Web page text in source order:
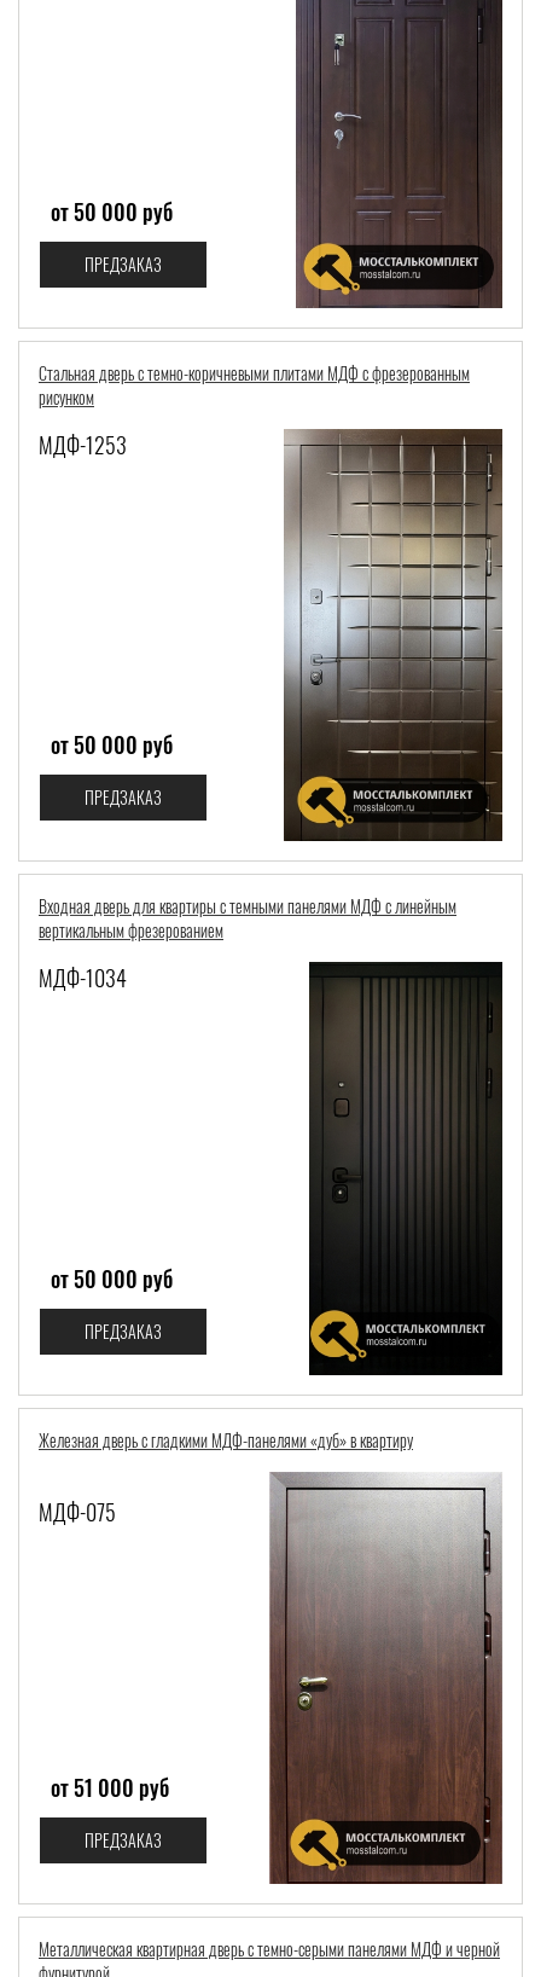
от 50 000 руб
ПРЕДЗАКАЗ
Стальная дверь с темно-коричневыми плитами МДФ с фрезерованным
рисунком
МДФ-1253
от 50 000 руб
ПРЕДЗАКАЗ
Входная дверь для квартиры с темными панелями МДФ с линейным
вертикальным фрезерованием
МДФ-1034
от 50 000 руб
ПРЕДЗАКАЗ
Железная дверь с гладкими МДФ-панелями «дуб» в квартиру
МДФ-075
от 51 000 руб
ПРЕДЗАКАЗ
Металлическая квартирная дверь с темно-серыми панелями МДФ и черной